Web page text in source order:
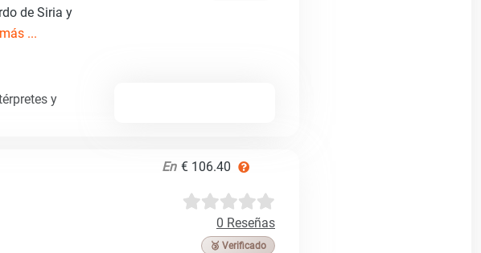
de Siria y
...
y
En € 106.40
0 Reseñas
🥉 Verificado